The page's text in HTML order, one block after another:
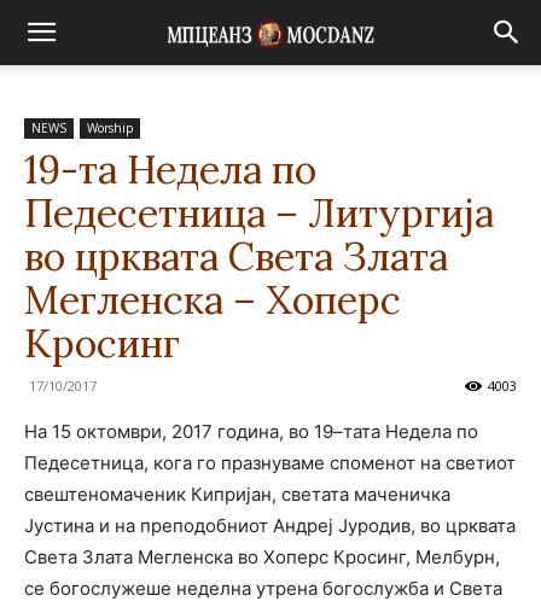
NEWS Worship
19-та Недела по
Педесетница – Литургија
во црквата Света Злата
Мегленска – Хоперс
Кросинг
17/10/2017 4003
На 15 октомври, 2017 година, во 19–тата Недела по
Педесетница, кога го празнуваме споменот на светиот
свештеномаченик Кипријан, светата маченичка
Јустина и на преподобниот Андреј Јуродив, во црквата
Света Злата Мегленска во Хоперс Кросинг, Мелбурн,
се богослужеше неделна утрена богослужба и Света